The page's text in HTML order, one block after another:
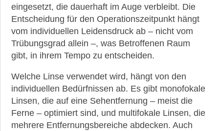
eingesetzt, die dauerhaft im Auge verbleibt. Die
Entscheidung für den Operationszeitpunkt hängt
vom individuellen Leidensdruck ab – nicht vom
Trübungsgrad allein –, was Betroffenen Raum
gibt, in ihrem Tempo zu entscheiden.
Welche Linse verwendet wird, hängt von den
individuellen Bedürfnissen ab. Es gibt monofokale
Linsen, die auf eine Sehentfernung – meist die
Ferne – optimiert sind, und multifokale Linsen, die
mehrere Entfernungsbereiche abdecken. Auch